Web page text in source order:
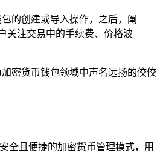
的创建或导入操作，之后，阐
关注交易中的手续费、价格波
密货币钱包领域中声名远扬的佼佼
全且便捷的加密货币管理模式，用